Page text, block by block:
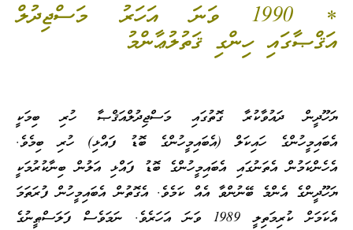
* 1990 ވަނަ އަހަރު މަސްޖިދުލް
އަޤްޞާގައި ހިންގި ޤަތުލުޢާންމު
ޔަހޫދީން ދައުވާކުރާ ގޮތުގައި މަސްޖިދުލްއަޤްޞާ ހުރި ބިމަކީ
އެބައިމީހުންގެ ހައިކަލް (އެބައިމީހުންގެ ބޮޑު ފައްޅި) ހުރި ބިމެވެ.
އެހެންކަމުން އެތަނުގައި އެބައިމީހުންގެ ބޮޑު ފައްޅި އަލުން ބިނާކުރުމަކީ
ޔަހޫދީންގެ އެންމެ ބޭނުންވާ އެއް ކަމެވެ. އެގޮތުން އެބައިމީހުން ފުރަތަމަ
އެކަމަށް ކުރިމަތިލީ 1989 ވަނަ އަހަރެވެ. ނަމަވެސް ފަލަސްޠީނުގެ